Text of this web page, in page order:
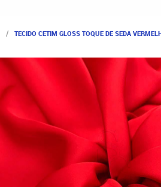
TECIDO CETIM GLOSS TOQUE DE SEDA